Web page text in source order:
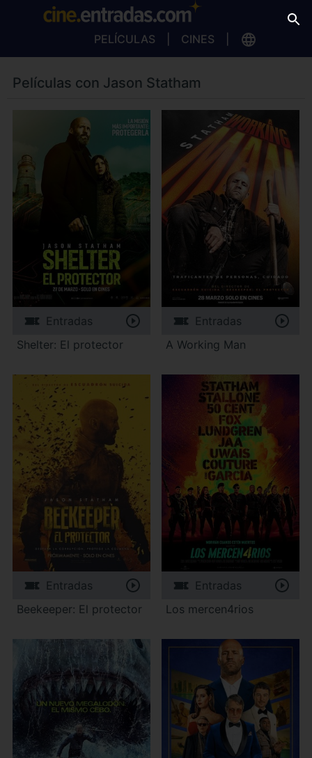
PELÍCULAS CINES
Películas con Jason Statham
Entradas
Shelter: El protector
Entradas
A Working Man
Entradas
Beekeeper: El protector
Entradas
Los mercen4rios